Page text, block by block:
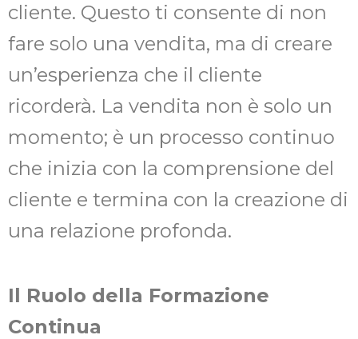
cliente. Questo ti consente di non
fare solo una vendita, ma di creare
un’esperienza che il cliente
ricorderà. La vendita non è solo un
momento; è un processo continuo
che inizia con la comprensione del
cliente e termina con la creazione di
una relazione profonda.
Il Ruolo della Formazione
Continua